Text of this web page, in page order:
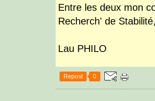
Entre les deux mon
Recherch' de
Lau PHILO
Repost 0